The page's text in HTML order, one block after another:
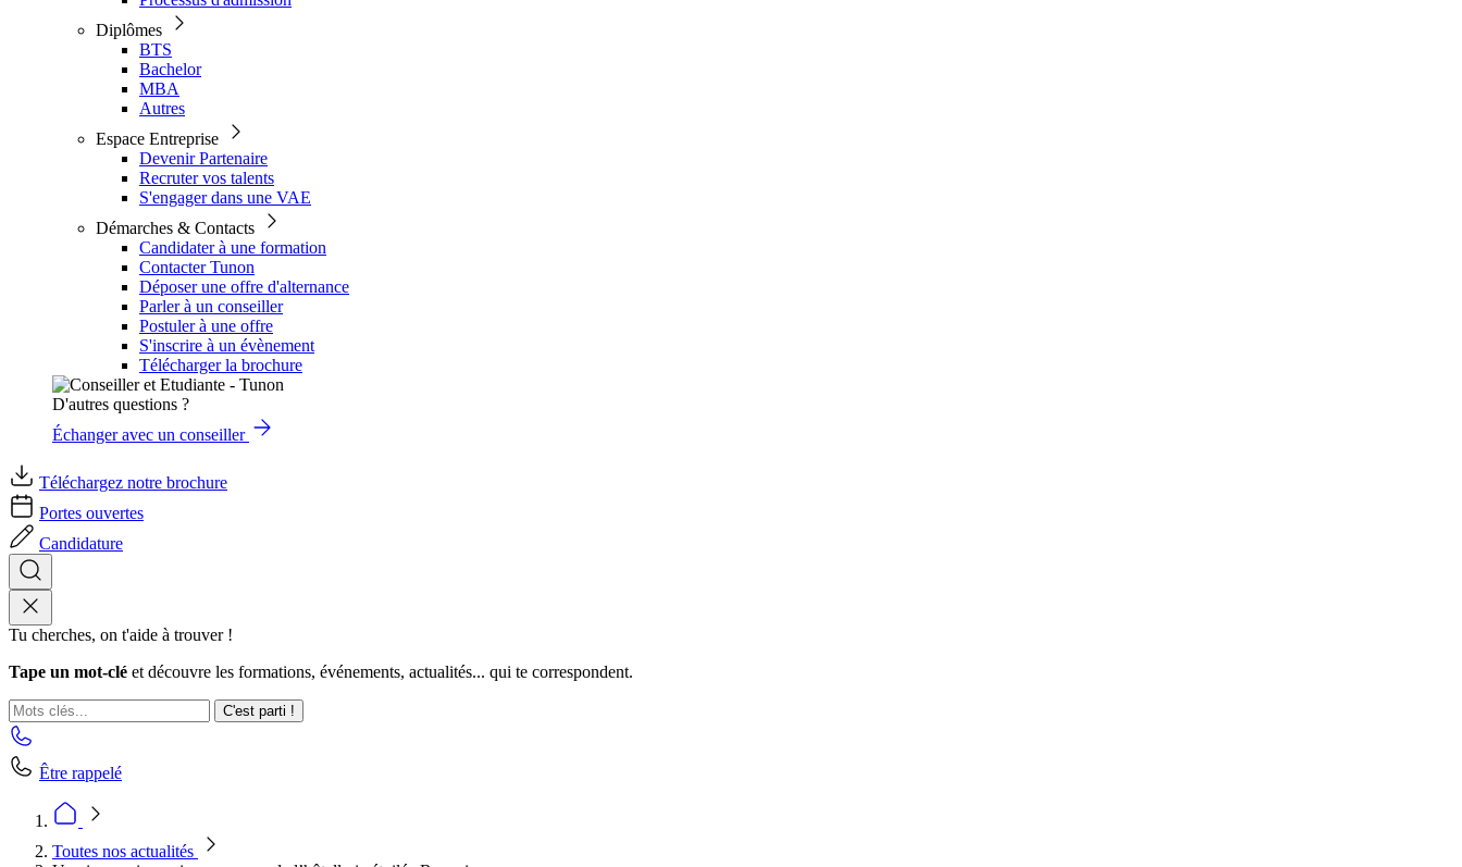
Diplômes
BTS
Bachelor
MBA
Autres
Espace Entreprise
Devenir Partenaire
Recruter vos talents
S'engager dans une VAE
Démarches & Contacts
Candidater à une formation
Contacter Tunon
Déposer une offre d'alternance
Parler à un conseiller
Postuler à une offre
S'inscrire à un évènement
Télécharger la brochure
D'autres questions ?
Échanger avec un conseiller
Téléchargez notre brochure
Portes ouvertes
Candidature
Tu cherches, on t'aide à trouver !
Tape un mot-clé et découvre les formations, événements, actualités... qui te correspondent.
C'est parti !
Être rappelé
Toutes nos actualités